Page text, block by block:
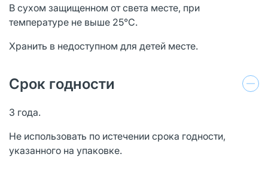
В сухом защищенном от света месте, при
температуре не выше 25°С.
Хранить в недоступном для детей месте.
Срок годности
3 года.
Не использовать по истечении срока годности,
указанного на упаковке.